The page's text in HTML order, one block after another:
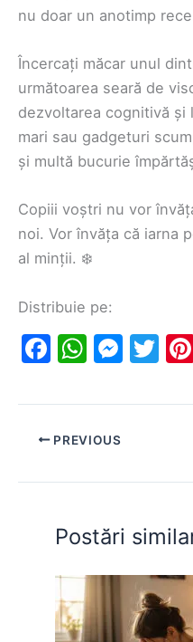
nu doar un anotimp
Încercați măcar unul
următoarea seară de
dezvoltarea cognitivă
mari sau gadgeturi
și multă bucurie
Copiii voștri nu vor
noi. Vor învăța că iarna
al minții. ❄️
Distribuie pe:
F
c
e
o
o
k
W
at
s
p
p
M
s
n
g
er
T
itt
PREVIOUS
Postări